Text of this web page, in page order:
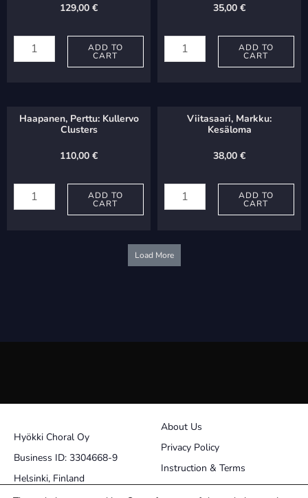
129,00 €
Antti:
Hiljaisuuden
ADD TO
CART
35,00 €
Pasi:
quantity
ADD TO
CART
Haapanen, Perttu: Kullervo
Clusters
110,00 €
Perttu:
ADD TO
CART
Viitasaari, Markku:
Kesäloma
38,00 €
Markku:
Kesäloma
ADD TO
CART
Load More
Hyökki Choral Oy
Business ID: 3304668-9
Helsinki, Finland
About Us
Privacy Policy
Instruction & Terms
Contact